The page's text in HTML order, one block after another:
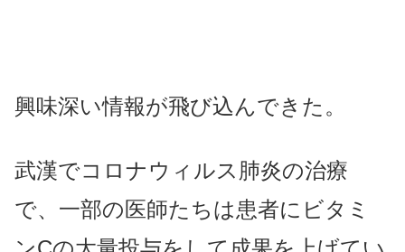
興味深い情報が飛び込んできた。
武漢でコロナウィルス肺炎の治療
で、一部の医師たちは患者にビタミ